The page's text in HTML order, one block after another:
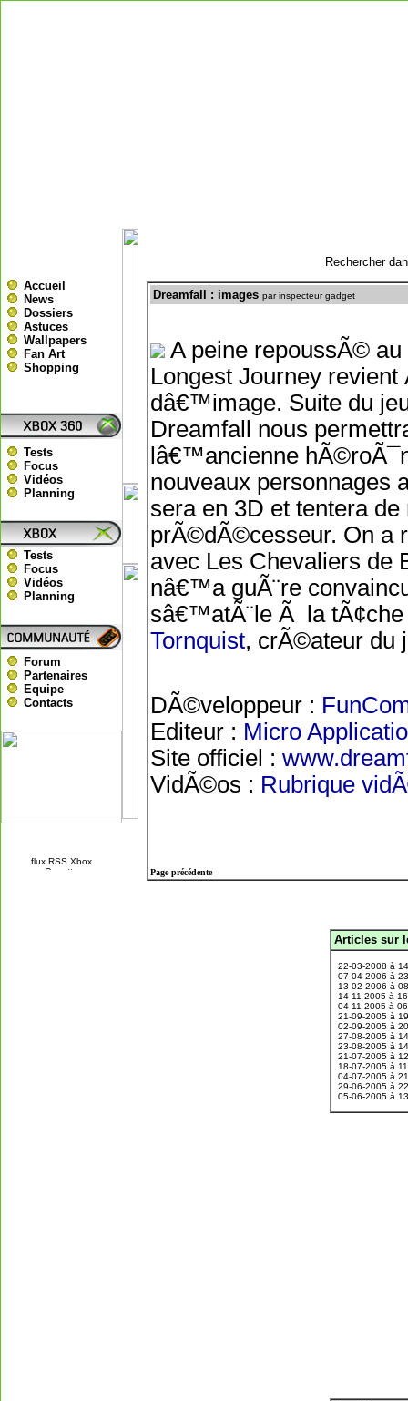
Accueil
News
Dossiers
Astuces
Wallpapers
Fan Art
Shopping
Tests
Focus
Vidéos
Planning
Tests
Focus
Vidéos
Planning
Forum
Partenaires
Equipe
Contacts
Rechercher
Dreamfall : images par inspecteur gadget
A peine repoussÃ© au
Longest Journey
dâ€™image. Suite du
Dreamfall nous
lâ€™ancienne
nouveaux personnages
sera en 3D et tentera
prÃ©dÃ©cesseur. On a
avec Les Chevaliers de
nâ€™a guÃ¨re
sâ€™atÃ¨le Ã la
Tornquist, crÃ©ateur du
DÃ©veloppeur :
Editeur : Micro
Site officiel :
VidÃ©os : Rubrique
Page précédente
Articles sur
22-03-2008 à
07-04-2006 à
13-02-2006 à
14-11-2005 à
04-11-2005 à
21-09-2005 à
02-09-2005 à
27-08-2005 à
23-08-2005 à
21-07-2005 à
18-07-2005 à
04-07-2005 à
29-06-2005 à
05-06-2005 à